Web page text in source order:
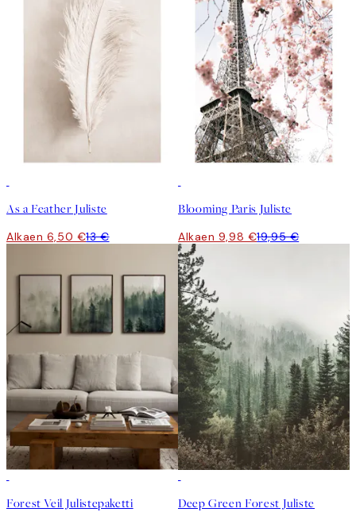
As a Feather Juliste
Alkaen 6,50 €13 €
Blooming Paris Juliste
Alkaen 9,98 €19,95 €
Forest Veil Julistepaketti Deep Green Forest Juliste